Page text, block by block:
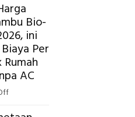
Pemasangan
Bowplank
Mataram,
Global
Ekplorasi.Menggunakan
Alat
untuk
Bio-
ini
Per
Rumah
AC
on